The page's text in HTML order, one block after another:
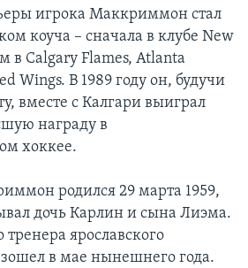
игрока Маккриммон стал
коуча – сначала в клубе New
в Calgary Flames, Atlanta
Wings. В 1989 году он, будучи
вместе с Калгари выиграл
награду в
хоккее.
родился 29 марта 1959,
дочь Карлин и сына Лиэма.
ярославского
в мае нынешнего года.